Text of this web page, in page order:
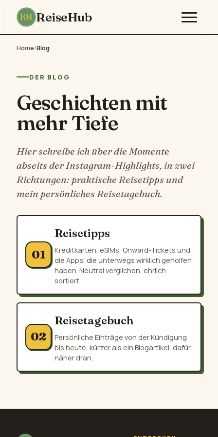
ReiseHub
Home/Blog
DER BLOG
Geschichten mit
mehr Tiefe
Hier schreibe ich über die Momente
abseits der Instagram-Highlights, in zwei
Richtungen: praktische Reisetipps und
mein persönliches Reisetagebuch.
01
Reisetipps
Kreditkarten, eSIMs, Onward-Tickets und
die Apps, die unterwegs wirklich geholfen
haben. Neutral verglichen, ehrlich
sortiert.
02
Reisetagebuch
Persönliche Einträge von der Kündigung
bis heute, kürzer als ein Blogartikel, dafür
näher dran.